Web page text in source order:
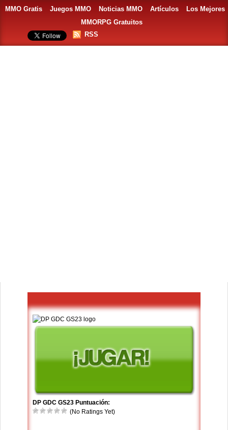
MMO Gratis Juegos MMO Noticias MMO Artículos
Los Mejores
MMORPG Gratuitos
RSS
DP GDC GS23 Puntuación:
(No Ratings Yet)